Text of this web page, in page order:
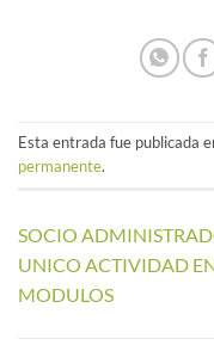
Esta entrada fue publicada
permanente.
SOCIO
UNICO ACTIVIDAD
MODULOS